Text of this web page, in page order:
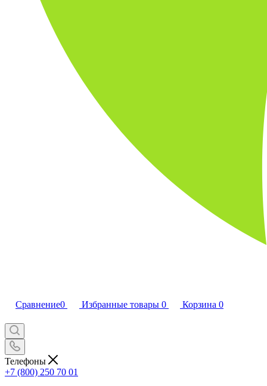
Сравнение0 Избранные товары 0 Корзина 0
Телефоны
+7 (800) 250 70 01